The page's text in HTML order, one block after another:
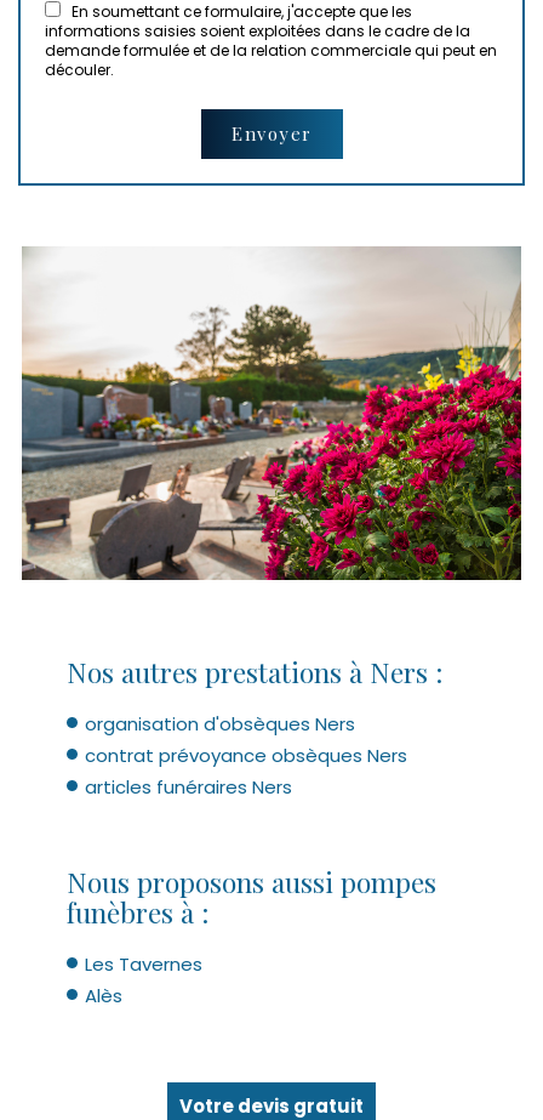
En soumettant ce formulaire, j'accepte que les
informations saisies soient exploitées dans le cadre de la
demande formulée et de la relation commerciale qui peut en
découler.
Nos autres prestations à Ners :
organisation d'obsèques Ners
contrat prévoyance obsèques Ners
articles funéraires Ners
Nous proposons aussi pompes
funèbres à :
Les Tavernes
Alès
Votre devis gratuit